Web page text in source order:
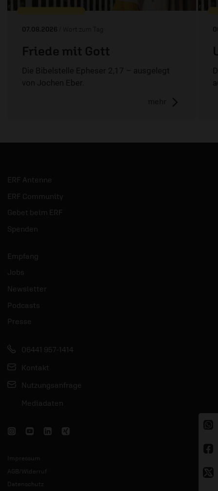
07.08.2026 / Wort zum Tag
Friede mit Gott
Die Bibelstelle Epheser 2,17 – ausgelegt
von Jochen Eber.
mehr
ERF Antenne
ERF Community
Gebet beim ERF
Spenden
Empfang
Jobs
Newsletter
Podcasts
Presse
06441 957-1414
Kontakt
Nutzungsanfrage
Mediadaten
Impressum
AGB/Widerruf
Datenschutz